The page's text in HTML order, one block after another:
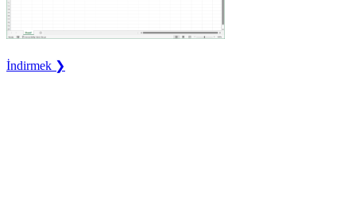
İndirmek ❯